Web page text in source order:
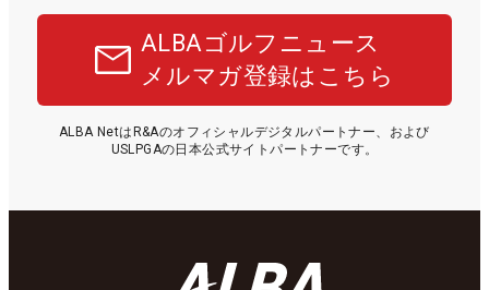
ALBAゴルフニュース
メルマガ登録はこちら
ALBA NetはR&Aのオフィシャルデジタルパートナー、および
USLPGAの日本公式サイトパートナーです。